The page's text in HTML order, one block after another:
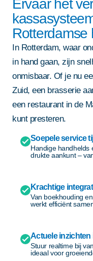
Ervaar het
Rotterdamse
In Rotterdam, waar
in hand gaan, zijn
onmisbaar. Of je nu
Zuid, een brasserie
een restaurant in de
kunt presteren.
Soepele service
Handige handhelds
drukte aankunt –
Krachtige
Van boekhouding
werkt efficiënt
Actuele inzichten
Stuur realtime bij
ideaal voor